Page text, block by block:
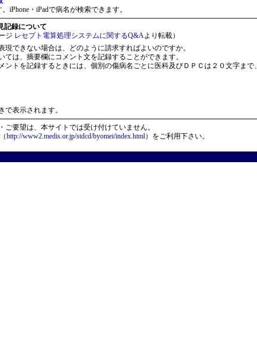
iPhone・iPadで病名が検索できます。
記録について
ジ レセプト電算処理システムに関するQ&Aより転載）
できない場合は、どのように請求すればよいのですか。
は、摘要欄にコメント文を記録することができます。
ントを記録するときには、個別の傷病名ごとに医科及びＤＰＣは２０文字まで
表示されます。
要望は、本サイトでは受け付けていません。
http://www2.medis.or.jp/stdcd/byomei/index.html）をご利用下さい。